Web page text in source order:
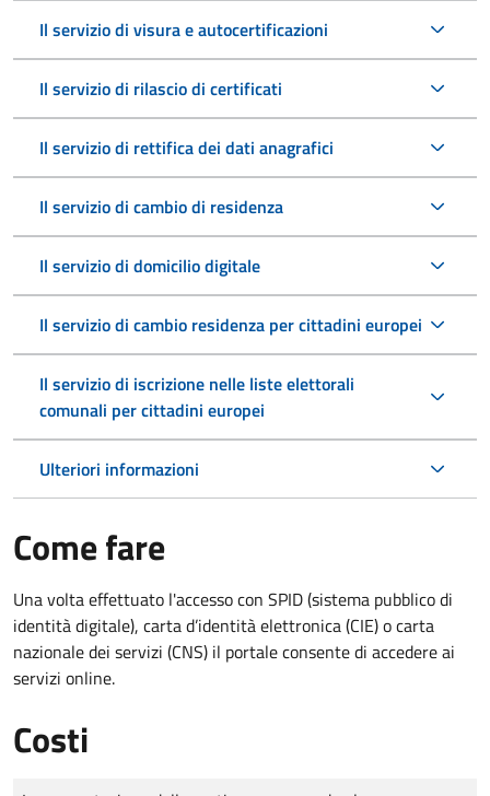
Il servizio di visura e autocertificazioni
Il servizio di rilascio di certificati
Il servizio di rettifica dei dati anagrafici
Il servizio di cambio di residenza
Il servizio di domicilio digitale
Il servizio di cambio residenza per cittadini europei
Il servizio di iscrizione nelle liste elettorali
comunali per cittadini europei
Ulteriori informazioni
Come fare
Una volta effettuato l'accesso con SPID (sistema pubblico di
identità digitale), carta d’identità elettronica (CIE) o carta
nazionale dei servizi (CNS) il portale consente di accedere ai
servizi online.
Costi
Tipo di pagamento
Importo